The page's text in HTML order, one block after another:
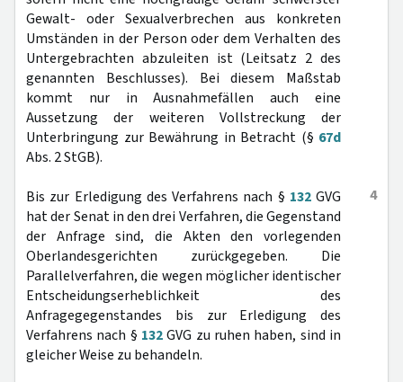
Gewalt- oder Sexualverbrechen aus konkreten
Umständen in der Person oder dem Verhalten des
Untergebrachten abzuleiten ist (Leitsatz 2 des
genannten Beschlusses). Bei diesem Maßstab
kommt nur in Ausnahmefällen auch eine
Aussetzung der weiteren Vollstreckung der
Unterbringung zur Bewährung in Betracht (§ 67d
Abs. 2 StGB).
4
Bis zur Erledigung des Verfahrens nach § 132GVG
hat der Senat in den drei Verfahren, die Gegenstand
der Anfrage sind, die Akten den vorlegenden
Oberlandesgerichten zurückgegeben. Die
Parallelverfahren, die wegen möglicher identischer
Entscheidungserheblichkeit des
Anfragegegenstandes bis zur Erledigung des
Verfahrens nach § 132GVG zu ruhen haben, sind in
gleicher Weise zu behandeln.